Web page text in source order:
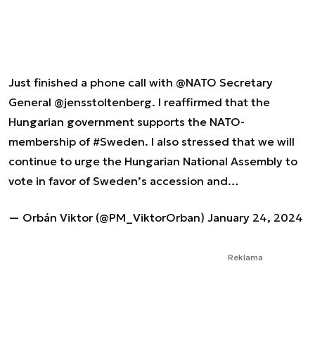
Just finished a phone call with @NATO Secretary
General @jensstoltenberg. I reaffirmed that the
Hungarian government supports the NATO-
membership of #Sweden. I also stressed that we will
continue to urge the Hungarian National Assembly to
vote in favor of Sweden’s accession and…
— Orbán Viktor (@PM_ViktorOrban) January 24, 2024
Reklama